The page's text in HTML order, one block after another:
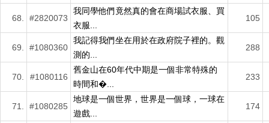
68. #2820073
我同學他們竟然真的會在商場試衣服、買
衣服...
105
69. #1080360
我記得我們坐在用於在政府院子裡的。觀
測的...
288
70. #1080116
舊金山在60年代中期是一個非常特殊的
時間和�...
233
71. #1080285
地球是一個世界，世界是一個球，一球在
遊戲...
174